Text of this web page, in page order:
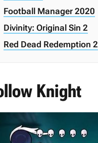
Football Manager 2020
Divinity: Original Sin 2
Red Dead Redemption 2
Knight